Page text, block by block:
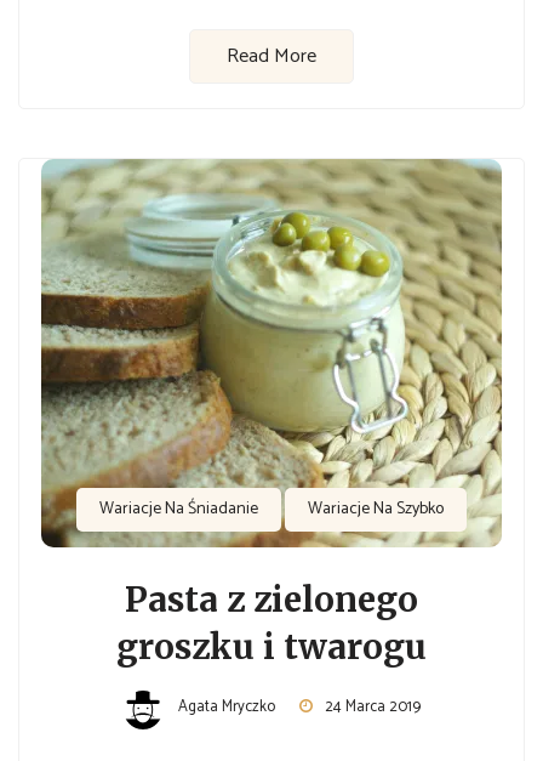
Read More
Wariacje Na Śniadanie Wariacje Na Szybko
Pasta z zielonego
groszku i twarogu
Agata Mryczko 24 Marca 2019